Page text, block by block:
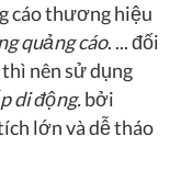
cáo thương hiệu
quảng cáo. ... đối
nên sử dụng
di động.bởi
lớn và dễ tháo